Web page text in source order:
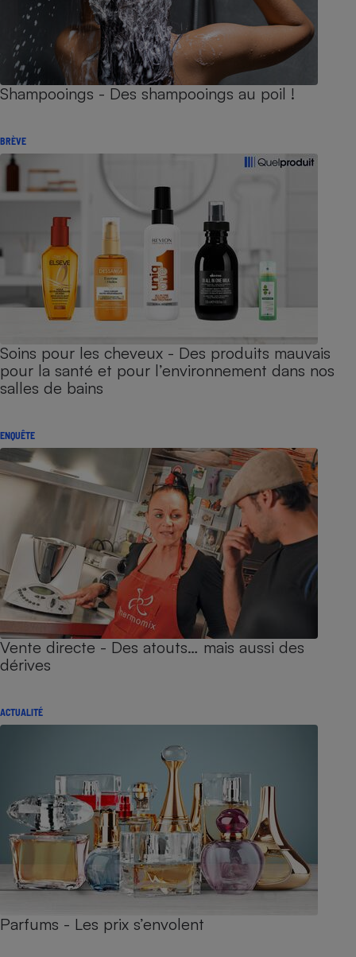
Shampooings - Des shampooings au poil !
BRÈVE
Soins pour les cheveux - Des produits mauvais
pour la santé et pour l’environnement dans nos
salles de bains
ENQUÊTE
Vente directe - Des atouts… mais aussi des
dérives
ACTUALITÉ
Parfums - Les prix s’envolent